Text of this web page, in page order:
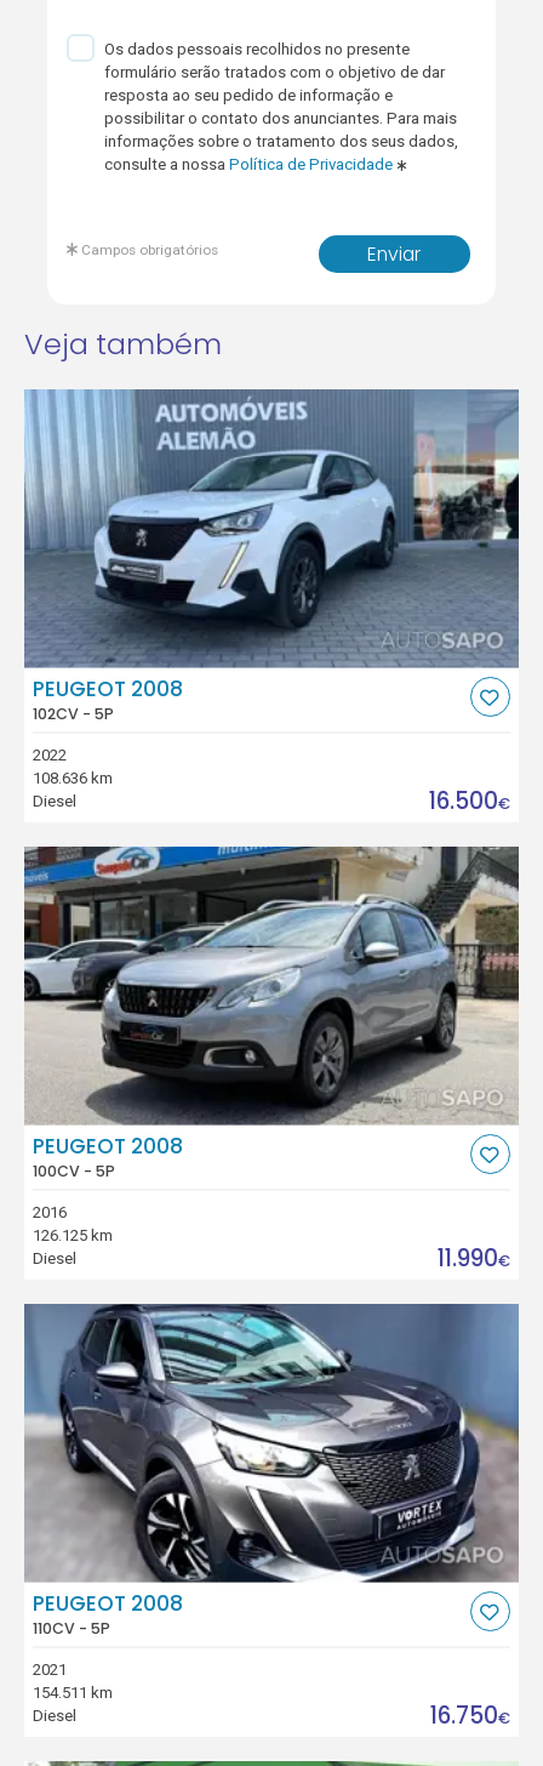
Os dados pessoais recolhidos no presente
formulário serão tratados com o objetivo de dar
resposta ao seu pedido de informação e
possibilitar o contato dos anunciantes. Para mais
informações sobre o tratamento dos seus dados,
consulte a nossaPolítica de Privacidade
Enviar
Campos obrigatórios
Veja também
PEUGEOT 2008
102CV - 5P
2022
108.636 km
Diesel
16.500€
PEUGEOT 2008
100CV - 5P
2016
126.125 km
Diesel
11.990€
PEUGEOT 2008
110CV - 5P
2021
154.511 km
Diesel
16.750€